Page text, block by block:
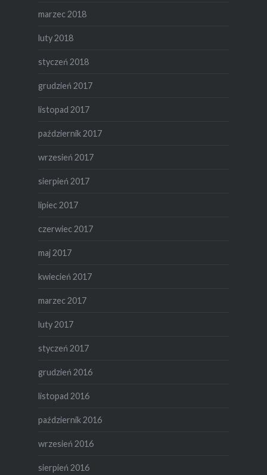
marzec 2018
luty 2018
styczeń 2018
grudzień 2017
listopad 2017
październik 2017
wrzesień 2017
sierpień 2017
lipiec 2017
czerwiec 2017
maj 2017
kwiecień 2017
marzec 2017
luty 2017
styczeń 2017
grudzień 2016
listopad 2016
październik 2016
wrzesień 2016
sierpień 2016